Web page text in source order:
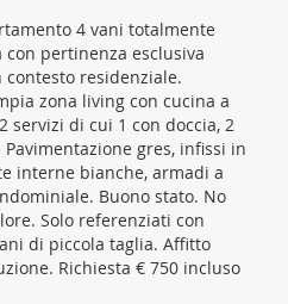
4 vani totalmente
pertinenza esclusiva
residenziale.
zona living con cucina a
servizi di cui 1 con doccia, 2
gres, infissi in
interne bianche, armadi a
Buono stato. No
Solo referenziati con
di piccola taglia. Affitto
Richiesta € 750 incluso